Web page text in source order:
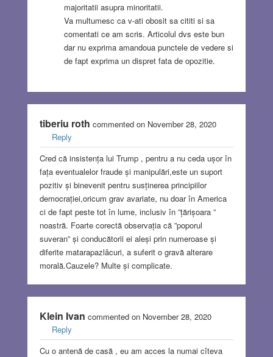
majoritatii asupra minoritatii.
Va multumesc ca v-ati obosit sa cititi si sa
comentati ce am scris. Articolul dvs este bun
dar nu exprima amandoua punctele de vedere si
de fapt exprima un dispret fata de opozitie.
tiberiu roth commented on November 28, 2020
Reply
Cred că insistența lui Trump , pentru a nu ceda ușor în
fața eventualelor fraude și manipulări,este un suport
pozitiv și binevenit pentru susținerea principiilor
democrației,oricum grav avariate, nu doar în America
ci de fapt peste tot în lume, inclusiv în ”țărișoara ”
noastră. Foarte corectă observația că ”poporul
suveran” și conducătorii ei aleși prin numeroase și
diferite matarapazlâcuri, a suferit o gravă alterare
morală.Cauzele? Multe și complicate.
Klein Ivan commented on November 28, 2020
Reply
Cu o antenă de casă , eu am acces la numai cîteva